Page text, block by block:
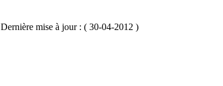
Dernière mise à jour : ( 30-04-2012 )